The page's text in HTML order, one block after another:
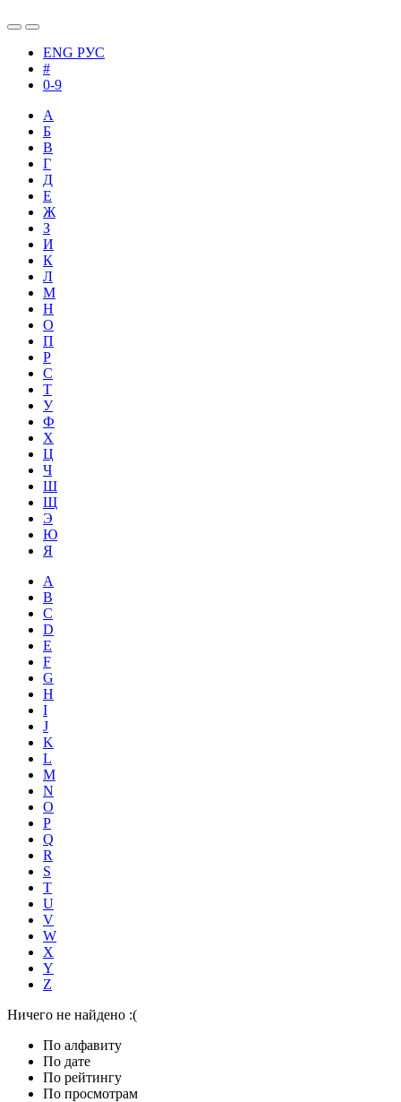
ENG РУС
#
0-9
А
Б
В
Г
Д
Е
Ж
З
И
К
Л
М
Н
О
П
Р
С
Т
У
Ф
Х
Ц
Ч
Ш
Щ
Э
Ю
Я
A
B
C
D
E
F
G
H
I
J
K
L
M
N
O
P
Q
R
S
T
U
V
W
X
Y
Z
Ничего не найдено :(
По алфавиту
По дате
По рейтингу
По просмотрам